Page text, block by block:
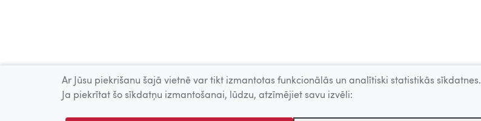
Ar Jūsu piekrišanu šajā vietnē var tikt izmantotas funkcionālās un analītiski statistikās sīkdatnes.
Ja piekrītat šo sīkdatņu izmantošanai, lūdzu, atzīmējiet savu izvēli: